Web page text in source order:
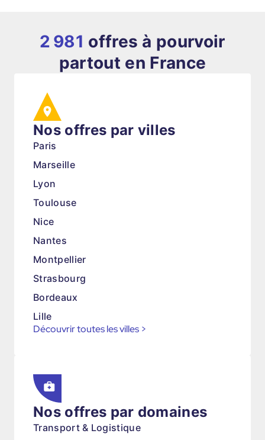
2 981 offres à pourvoir
partout en France
Nos offres par villes
Paris
Marseille
Lyon
Toulouse
Nice
Nantes
Montpellier
Strasbourg
Bordeaux
Lille
Découvrir toutes les villes >
Nos offres par domaines
Transport & Logistique